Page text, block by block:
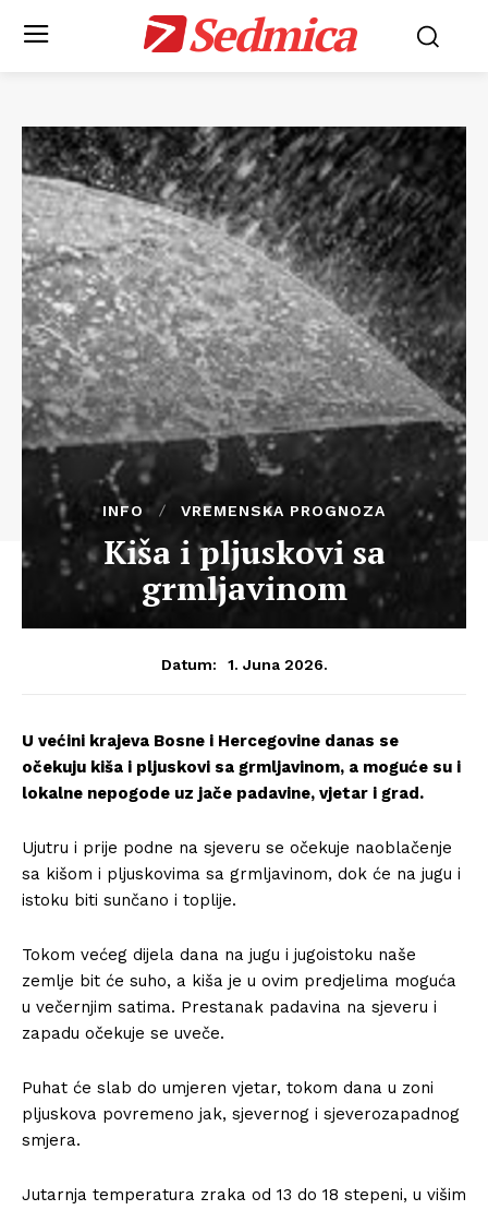
Sedmica
INFO VREMENSKA PROGNOZA
Kiša i pljuskovi sa
grmljavinom
Datum: 1. Juna 2026.
U većini krajeva Bosne i Hercegovine danas se
očekuju kiša i pljuskovi sa grmljavinom, a moguće su i
lokalne nepogode uz jače padavine, vjetar i grad.
Ujutru i prije podne na sjeveru se očekuje naoblačenje
sa kišom i pljuskovima sa grmljavinom, dok će na jugu i
istoku biti sunčano i toplije.
Tokom većeg dijela dana na jugu i jugoistoku naše
zemlje bit će suho, a kiša je u ovim predjelima moguća
u večernjim satima. Prestanak padavina na sjeveru i
zapadu očekuje se uveče.
Puhat će slab do umjeren vjetar, tokom dana u zoni
pljuskova povremeno jak, sjevernog i sjeverozapadnog
smjera.
Jutarnja temperatura zraka od 13 do 18 stepeni, u višim